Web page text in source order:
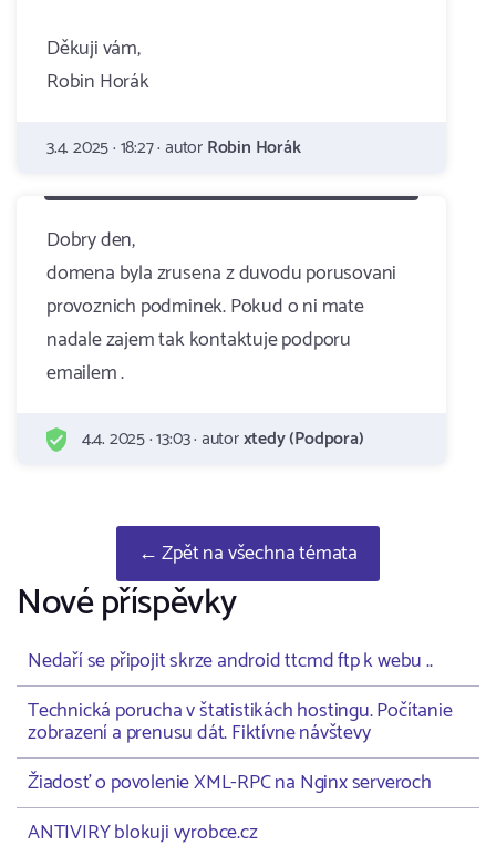
Děkuji vám,
Robin Horák
3.4. 2025 · 18:27 · autorRobin Horák
Dobry den,
domena byla zrusena z duvodu porusovani
provoznich podminek. Pokud o ni mate
nadale zajem tak kontaktuje podporu
emailem .
4.4. 2025 · 13:03 · autorxtedy (Podpora)
← Zpět na všechna témata
Nové příspěvky
Nedaří se připojit skrze android ttcmd ftp k webu ..
Technická porucha v štatistikách hostingu. Počítanie
zobrazení a prenusu dát. Fiktívne návštevy
Žiadosť o povolenie XML-RPC na Nginx serveroch
ANTIVIRY blokuji vyrobce.cz